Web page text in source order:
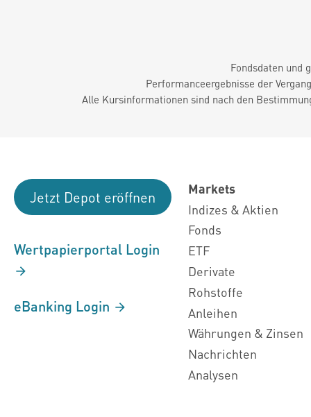
Fondsdaten und
Performanceergebnisse der
Alle Kursinformationen sind nach den
Jetzt Depot eröffnen
Wertpapierportal Login
eBanking Login
Markets
Indizes & Aktien
Fonds
ETF
Derivate
Rohstoffe
Anleihen
Währungen & Zinsen
Nachrichten
Analysen